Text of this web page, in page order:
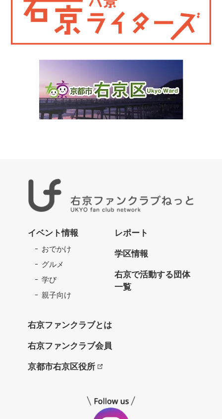
京
フ
と
イベント情報
おでかけ
グルメ
学び
親子向け
レポート
学区情報
右京で活動する団体
一覧
右京ファンクラブとは
右京ファンクラブ会員
京都市右京区役所